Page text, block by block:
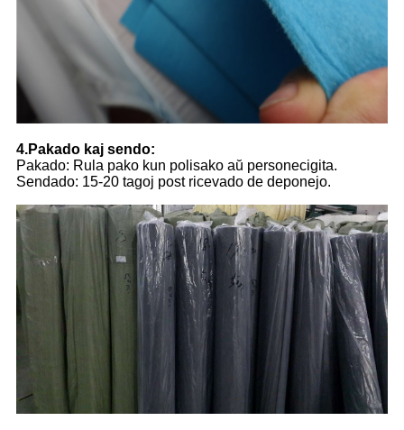
4.Pakado kaj sendo:
Pakado: Rula pako kun polisako aŭ personecigita.
Sendado: 15-20 tagoj post ricevado de deponejo.